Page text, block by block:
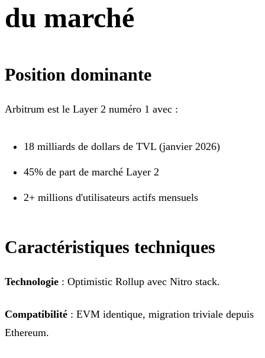
du marché
Position dominante
Arbitrum est le Layer 2 numéro 1 avec :
18 milliards de dollars de TVL (janvier 2026)
45% de part de marché Layer 2
2+ millions d'utilisateurs actifs mensuels
Caractéristiques techniques
Technologie : Optimistic Rollup avec Nitro stack.
Compatibilité : EVM identique, migration triviale depuis
Ethereum.